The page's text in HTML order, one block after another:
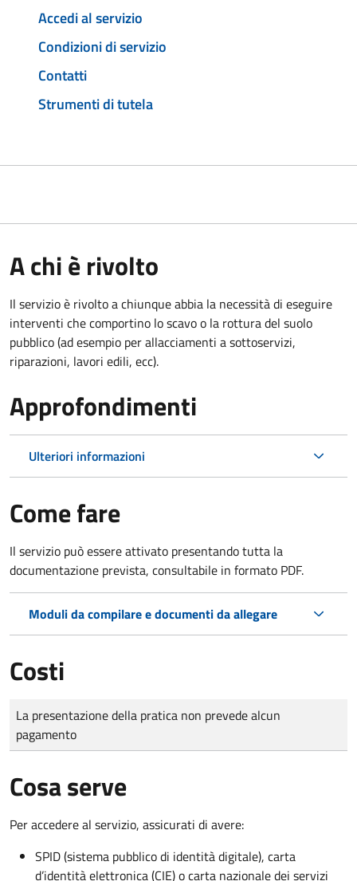
Accedi al servizio
Condizioni di servizio
Contatti
Strumenti di tutela
A chi è rivolto
Il servizio è rivolto a chiunque abbia la necessità di eseguire
interventi che comportino lo scavo o la rottura del suolo
pubblico (ad esempio per allacciamenti a sottoservizi,
riparazioni, lavori edili, ecc).
Approfondimenti
Ulteriori informazioni
Come fare
Il servizio può essere attivato presentando tutta la
documentazione prevista, consultabile in formato PDF.
Moduli da compilare e documenti da allegare
Costi
Tipo di pagamento
Importo
La presentazione della pratica non prevede alcun
pagamento
Cosa serve
Per accedere al servizio, assicurati di avere:
SPID (sistema pubblico di identità digitale), carta
d’identità elettronica (CIE) o carta nazionale dei servizi